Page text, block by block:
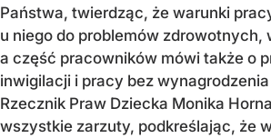
Państwa, twierdząc, że warunki
u niego do problemów zdrowotnych,
a część pracowników mówi także o
inwigilacji i pracy bez
Rzecznik Praw Dziecka Monika
wszystkie zarzuty, podkreślając, że